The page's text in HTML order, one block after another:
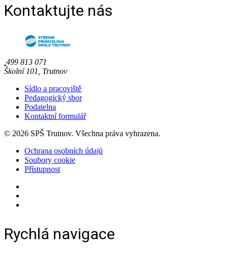
Kontaktujte nás
499 813 071
Školní 101, Trutnov
Sídlo a pracoviště
Pedagogický sbor
Podatelna
Kontaktní formulář
© 2026 SPŠ Trutnov. Všechna práva vyhrazena.
Ochrana osobních údajů
Soubory cookie
Přístupnost
Rychlá navigace